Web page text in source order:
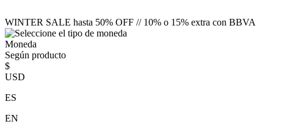
WINTER SALE hasta 50% OFF // 10% o 15% extra con BBVA
Moneda
Según producto
$
USD
ES
EN